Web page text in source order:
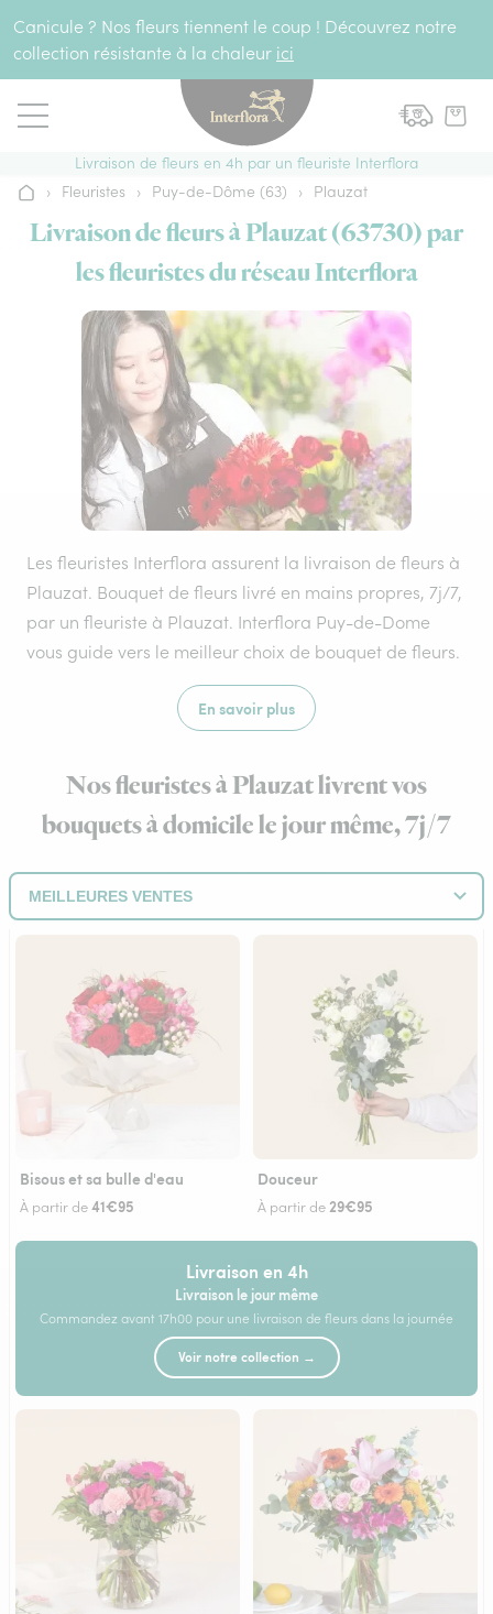
Canicule ? Nos fleurs tiennent le coup ! Découvrez notre
collection résistante à la chaleur ici
Livraison de fleurs en 4h par un fleuriste Interflora
Accueil
› Fleuristes › Puy-de-Dôme (63) › Plauzat
Livraison de fleurs à Plauzat (63730) par
les fleuristes du réseau Interflora
Les fleuristes Interflora assurent la livraison de fleurs à
Plauzat. Bouquet de fleurs livré en mains propres, 7j/7,
par un fleuriste à Plauzat. Interflora Puy-de-Dome
vous guide vers le meilleur choix de bouquet de fleurs.
En savoir plus
Nos fleuristes à Plauzat livrent vos
bouquets à domicile le jour même, 7j/7
Bisous et sa bulle d'eau
À partir de41€95
Douceur
À partir de 29€95
Livraison en 4h
Livraison le jour même
Commandez avant 17h00 pour une livraison de fleurs dans la journée
Voir notre collection →